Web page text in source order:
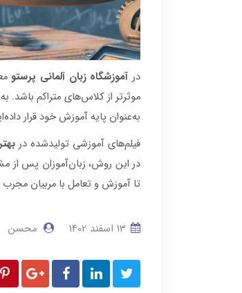
در آموزشگاه زبان آلمانی پرستو
موثرتر از کلاس‌های متراکم
به‌عنوان پایه آموزش خود قرار
فیلم‌های آموزشی تولیدشده در
تا آموزش و تعامل با مربیان
محسن